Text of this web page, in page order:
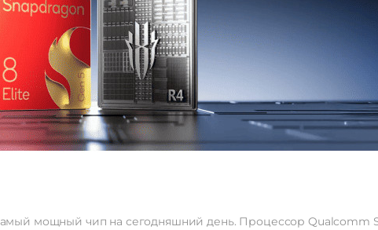
мощный чип на сегодняшний день. Процессор Qualcomm